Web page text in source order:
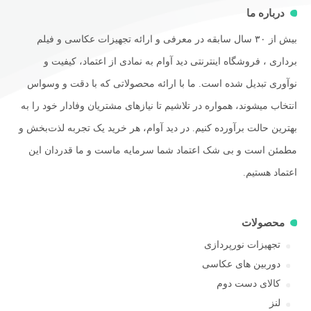
درباره ما
بیش از ۳۰ سال سابقه در معرفی و ارائه تجهیزات عکاسی و فیلم
برداری ، فروشگاه اینترنتی دید آوام به نمادی از اعتماد، کیفیت و
نوآوری تبدیل شده است. ما با ارائه محصولاتی که با دقت و وسواس
انتخاب میشوند، همواره در تلاشیم تا نیازهای مشتریان وفادار خود را به
بهترین حالت برآورده کنیم. در دید آوام، هر خرید یک تجربه لذت‌بخش و
مطمئن است و بی شک اعتماد شما سرمایه ماست و ما قدردان این
اعتماد هستیم.
محصولات
تجهیزات نورپردازی
دوربین های عکاسی
کالای دست دوم
لنز